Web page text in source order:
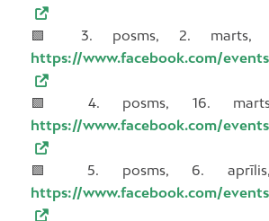
🟩 3. posms, 2. marts,
https://www.facebook.com/events/
🟩 4. posms, 16.
https://www.facebook.com/
🟩 5. posms, 6.
https://www.facebook.com/